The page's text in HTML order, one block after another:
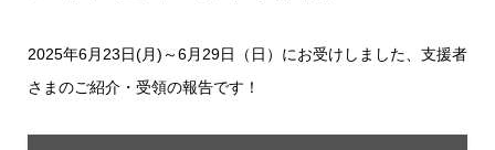
2025年6月23日(月)～6月29日（日）にお受けしました、支援者
さまのご紹介・受領の報告です！